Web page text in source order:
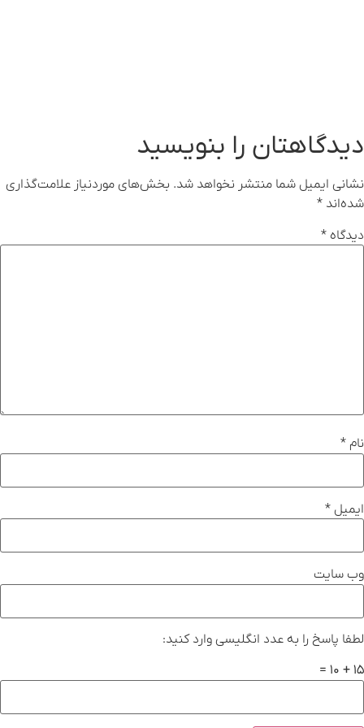
دیدگاهتان را بنویسید
نشانی ایمیل شما منتشر نخواهد شد. بخش‌های موردنیاز علامت‌گذاری
شده‌اند *
دیدگاه *
نام *
ایمیل *
وب‌ سایت
لطفا پاسخ را به عدد انگلیسی وارد کنید:
15 + 10 =